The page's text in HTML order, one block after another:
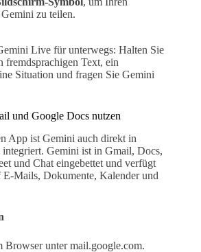
zu teilen.
Live für unterwegs: Halten Sie
fremdsprachigen Text, ein
Situation und fragen Sie Gemini
und Google Docs nutzen
App ist Gemini auch direkt in
integriert. Gemini ist in Gmail, Docs,
und Chat eingebettet und verfügt
Mails, Dokumente, Kalender und
Browser unter mail.google.com.